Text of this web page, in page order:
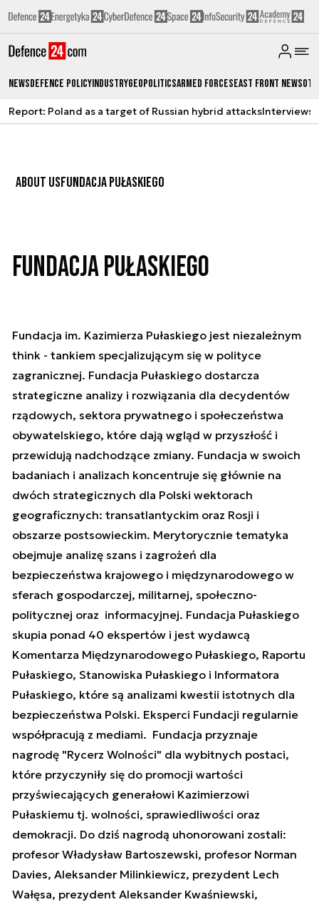
NewsDefence PolicyIndustryGeopoliticsArmed ForcesEast Front News
Report: Poland as a target of Russian hybrid attacksInterviews
ABOUT USFUNDACJA PUŁASKIEGO
Fundacja Pułaskiego
Fundacja im. Kazimierza Pułaskiego jest niezależnym
think - tankiem specjalizującym się w polityce
zagranicznej. Fundacja Pułaskiego dostarcza
strategiczne analizy i rozwiązania dla decydentów
rządowych, sektora prywatnego i społeczeństwa
obywatelskiego, które dają wgląd w przyszłość i
przewidują nadchodzące zmiany. Fundacja w swoich
badaniach i analizach koncentruje się głównie na
dwóch strategicznych dla Polski wektorach
geograficznych: transatlantyckim oraz Rosji i
obszarze postsowieckim. Merytorycznie tematyka
obejmuje analizę szans i zagrożeń dla
bezpieczeństwa krajowego i międzynarodowego w
sferach gospodarczej, militarnej, społeczno-
politycznej oraz informacyjnej. Fundacja Pułaskiego
skupia ponad 40 ekspertów i jest wydawcą
Komentarza Międzynarodowego Pułaskiego, Raportu
Pułaskiego, Stanowiska Pułaskiego i Informatora
Pułaskiego, które są analizami kwestii istotnych dla
bezpieczeństwa Polski. Eksperci Fundacji regularnie
współpracują z mediami. Fundacja przyznaje
nagrodę "Rycerz Wolności" dla wybitnych postaci,
które przyczyniły się do promocji wartości
przyświecających generałowi Kazimierzowi
Pułaskiemu tj. wolności, sprawiedliwości oraz
demokracji. Do dziś nagrodą uhonorowani zostali:
profesor Władysław Bartoszewski, profesor Norman
Davies, Aleksander Milinkiewicz, prezydent Lech
Wałęsa, prezydent Aleksander Kwaśniewski,